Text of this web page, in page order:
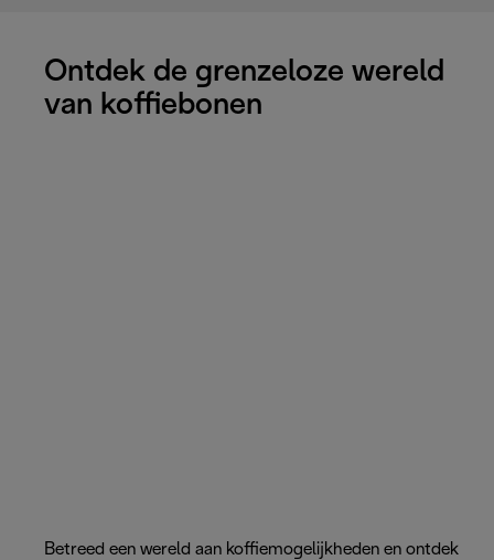
Ontdek de grenzeloze wereld
van koffiebonen
Betreed een wereld aan koffiemogelijkheden en ontdek